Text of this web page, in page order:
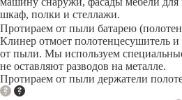
шкаф, полки и стеллажи.
Протираем от пыли батарею
Клинер отмоет полотенцесушитель
от пыли. Мы используем
не оставляют разводов на металле.
Протираем от пыли держатели